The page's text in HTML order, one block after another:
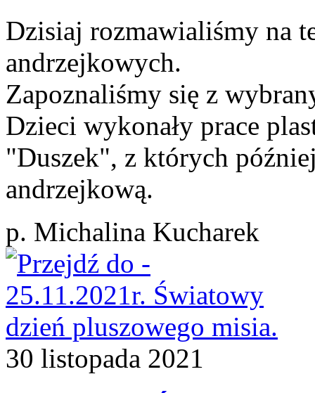
Dzisiaj rozmawialiśmy na
andrzejkowych.
Zapoznaliśmy się z
Dzieci wykonały prace
"Duszek", z których
andrzejkową.
p. Michalina Kucharek
30 listopada 2021